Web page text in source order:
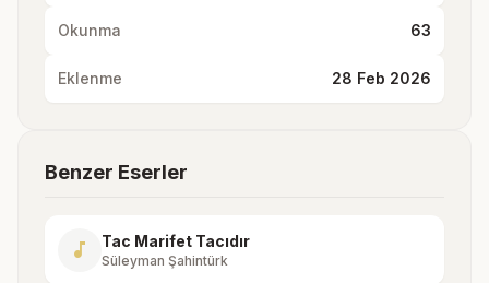
Okunma 63
Eklenme 28 Feb 2026
Benzer Eserler
music_note Tac Marifet Tacıdır
Süleyman Şahintürk